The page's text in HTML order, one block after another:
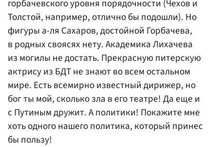
горбачевского уровня порядочности (Чехов и
Толстой, например, отлично бы подошли). Но
фигуры а-ля Сахаров, достойной Горбачева,
в родных своясях нету. Академика Лихачева
из могилы не достать. Прекрасную питерскую
актрису из БДТ не знают во всем остальном
мире. Есть всемирно известный дирижер, но
бог ты мой, сколько зла в его театре! Да еще и
с Путиным дружит. А политики! Покажите мне
хоть одного нашего политика, который принес
бы пользу!